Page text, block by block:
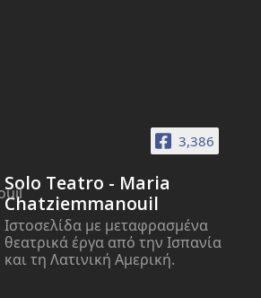
3,386
Solo Teatro - Maria
Chatziemmanouil
Ιστοσελίδα με μεταφρασμένα
θεατρικά έργα από την Ισπανία
και τη Λατινική Αμερική.